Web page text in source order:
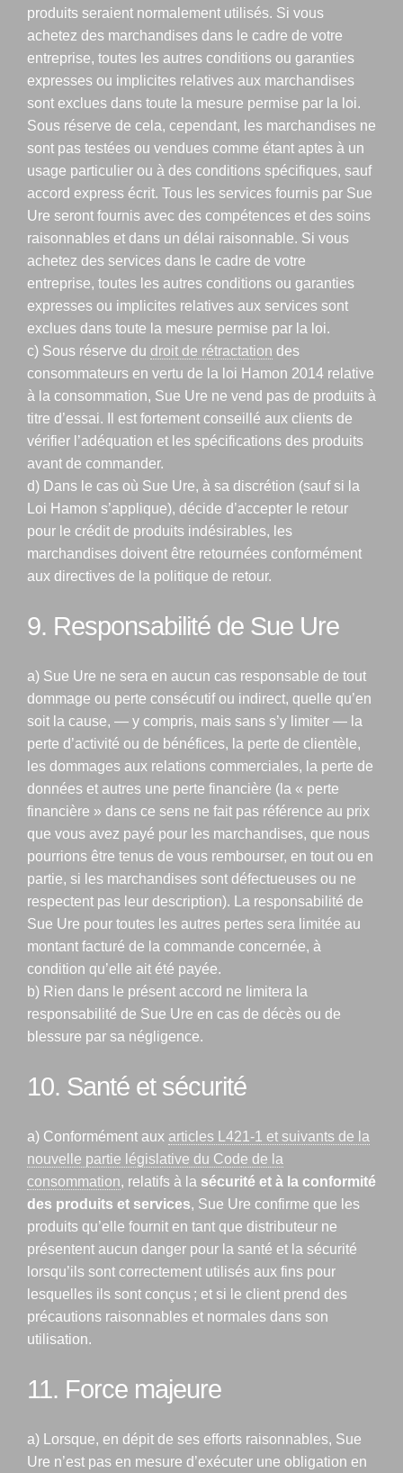
produits seraient normalement utilisés. Si vous
achetez des marchandises dans le cadre de votre
entreprise, toutes les autres conditions ou garanties
expresses ou implicites relatives aux marchandises
sont exclues dans toute la mesure permise par la loi.
Sous réserve de cela, cependant, les marchandises ne
sont pas testées ou vendues comme étant aptes à un
usage particulier ou à des conditions spécifiques, sauf
accord express écrit. Tous les services fournis par Sue
Ure seront fournis avec des compétences et des soins
raisonnables et dans un délai raisonnable. Si vous
achetez des services dans le cadre de votre
entreprise, toutes les autres conditions ou garanties
expresses ou implicites relatives aux services sont
exclues dans toute la mesure permise par la loi.
c) Sous réserve du droit de rétractation des
consommateurs en vertu de la loi Hamon 2014 relative
à la consommation, Sue Ure ne vend pas de produits à
titre d’essai. Il est fortement conseillé aux clients de
vérifier l’adéquation et les spécifications des produits
avant de commander.
d) Dans le cas où Sue Ure, à sa discrétion (sauf si la
Loi Hamon s’applique), décide d’accepter le retour
pour le crédit de produits indésirables, les
marchandises doivent être retournées conformément
aux directives de la politique de retour.
9. Responsabilité de Sue Ure
a) Sue Ure ne sera en aucun cas responsable de tout
dommage ou perte consécutif ou indirect, quelle qu’en
soit la cause, — y compris, mais sans s’y limiter — la
perte d’activité ou de bénéfices, la perte de clientèle,
les dommages aux relations commerciales, la perte de
données et autres une perte financière (la « perte
financière » dans ce sens ne fait pas référence au prix
que vous avez payé pour les marchandises, que nous
pourrions être tenus de vous rembourser, en tout ou en
partie, si les marchandises sont défectueuses ou ne
respectent pas leur description). La responsabilité de
Sue Ure pour toutes les autres pertes sera limitée au
montant facturé de la commande concernée, à
condition qu’elle ait été payée.
b) Rien dans le présent accord ne limitera la
responsabilité de Sue Ure en cas de décès ou de
blessure par sa négligence.
10. Santé et sécurité
a) Conformément aux articles L421-1 et suivants de la
nouvelle partie législative du Code de la
consommation, relatifs à la sécurité et à la conformité
des produits et services, Sue Ure confirme que les
produits qu’elle fournit en tant que distributeur ne
présentent aucun danger pour la santé et la sécurité
lorsqu’ils sont correctement utilisés aux fins pour
lesquelles ils sont conçus ; et si le client prend des
précautions raisonnables et normales dans son
utilisation.
11. Force majeure
a) Lorsque, en dépit de ses efforts raisonnables, Sue
Ure n’est pas en mesure d’exécuter une obligation en